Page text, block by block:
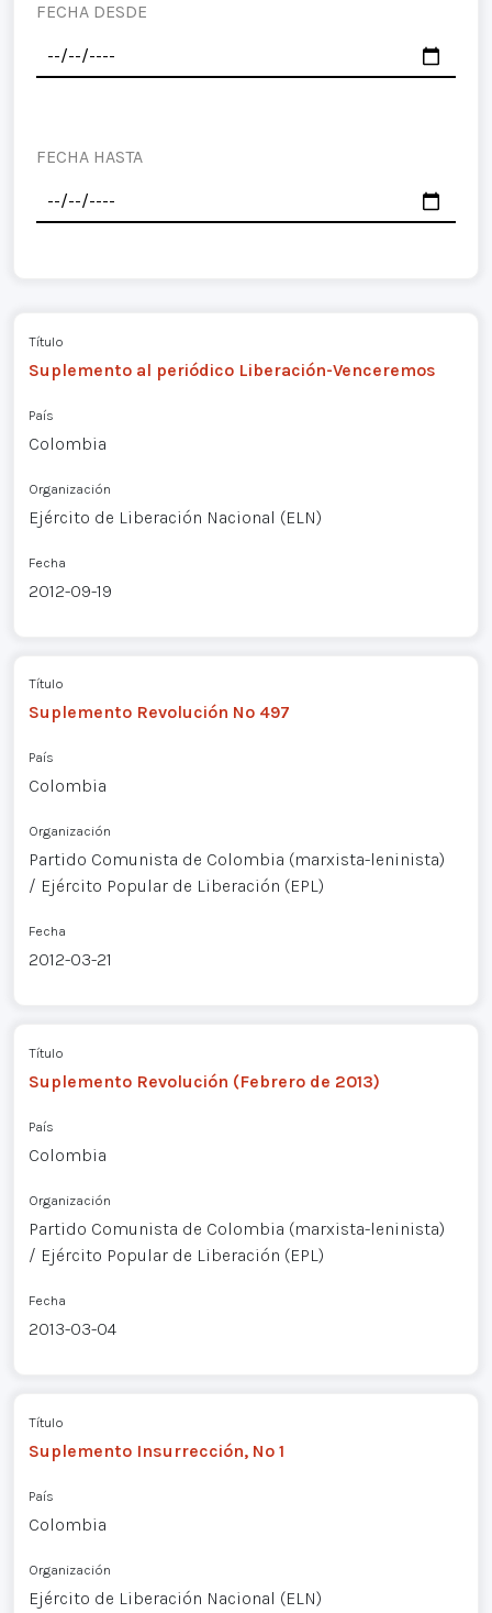
FECHA DESDE
FECHA HASTA
Título
Suplemento al periódico Liberación-Venceremos
País
Colombia
Organización
Ejército de Liberación Nacional (ELN)
Fecha
2012-09-19
Título
Suplemento Revolución Nº 497
País
Colombia
Organización
Partido Comunista de Colombia (marxista-leninista)
/ Ejército Popular de Liberación (EPL)
Fecha
2012-03-21
Título
Suplemento Revolución (Febrero de 2013)
País
Colombia
Organización
Partido Comunista de Colombia (marxista-leninista)
/ Ejército Popular de Liberación (EPL)
Fecha
2013-03-04
Título
Suplemento Insurrección, Nº 1
País
Colombia
Organización
Ejército de Liberación Nacional (ELN)